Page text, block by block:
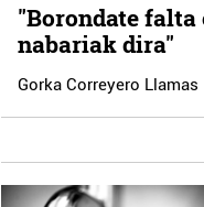
"Borondate
nabariak dira"
Gorka Correyero Llamas